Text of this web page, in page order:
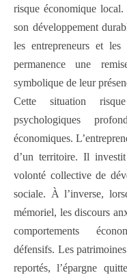
risque économique
son développement
les entrepreneurs et
permanence une
symbolique de leur
Cette situation
psychologiques
économiques.
d’un territoire. Il
volonté collective de
sociale. À l’inverse,
mémoriel, les discours
comportements
défensifs. Les
reportés, l’épargne